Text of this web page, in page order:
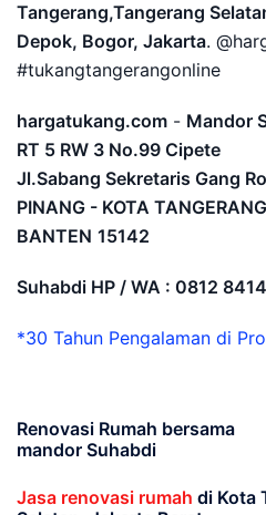
Tangerang,Tangerang
Depok, Bogor, Jakarta.
#tukangtangerangonline
hargatukang.com - Mandor
RT 5 RW 3 No.99 Cipete
Jl.Sabang Sekretaris Gang
PINANG - KOTA TANGERANG
BANTEN 15142
Suhabdi HP / WA : 0812
*30 Tahun Pengalaman di
Renovasi Rumah bersama
mandor Suhabdi
Jasa renovasi rumah di Kota